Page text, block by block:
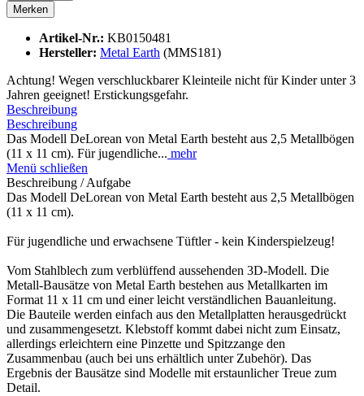
Merken
Artikel-Nr.: KB0150481
Hersteller: Metal Earth (MMS181)
Achtung! Wegen verschluckbarer Kleinteile nicht für Kinder unter 3
Jahren geeignet! Erstickungsgefahr.
Beschreibung
Beschreibung
Das Modell DeLorean von Metal Earth besteht aus 2,5 Metallbögen
(11 x 11 cm). Für jugendliche... mehr
Menü schließen
Beschreibung / Aufgabe
Das Modell DeLorean von Metal Earth besteht aus 2,5 Metallbögen
(11 x 11 cm).
Für jugendliche und erwachsene Tüftler - kein Kinderspielzeug!
Vom Stahlblech zum verblüffend aussehenden 3D-Modell. Die
Metall-Bausätze von Metal Earth bestehen aus Metallkarten im
Format 11 x 11 cm und einer leicht verständlichen Bauanleitung.
Die Bauteile werden einfach aus den Metallplatten herausgedrückt
und zusammengesetzt. Klebstoff kommt dabei nicht zum Einsatz,
allerdings erleichtern eine Pinzette und Spitzzange den
Zusammenbau (auch bei uns erhältlich unter Zubehör). Das
Ergebnis der Bausätze sind Modelle mit erstaunlicher Treue zum
Detail.